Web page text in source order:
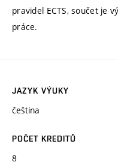
pravidel ECTS, součet je
práce.
JAZYK VÝUKY
čeština
POČET KREDITŮ
8